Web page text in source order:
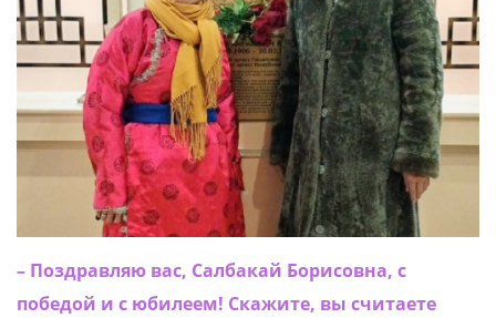
– Поздравляю вас, Салбакай Борисовна, с
победой и с юбилеем! Скажите, вы считаете